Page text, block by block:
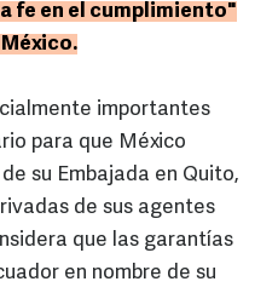
fe en el cumplimiento"
importantes
para que México
su Embajada en Quito,
de sus agentes
que las garantías
en nombre de su